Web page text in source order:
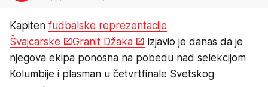
Kapiten fudbalske reprezentacije
Švajcarske
Granit Džaka
izjavio je danas da je
njegova ekipa ponosna na pobedu nad selekcijom
Kolumbije i plasman u četvrtfinale Svetskog